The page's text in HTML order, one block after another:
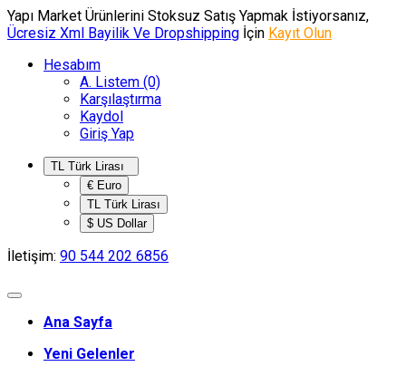
Yapı Market Ürünlerini Stoksuz Satış Yapmak İstiyorsanız,
Ücresiz Xml Bayilik Ve Dropshipping İçin Kayıt Olun
Hesabım
A. Listem (0)
Karşılaştırma
Kaydol
Giriş Yap
€ Euro
TL Türk Lirası
$ US Dollar
İletişim: 90 544 202 6856
Ana Sayfa
Yeni Gelenler